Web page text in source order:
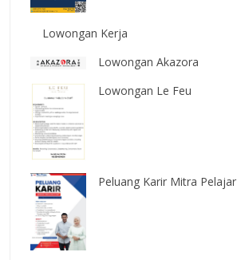
Lowongan Kerja
Lowongan Akazora
Lowongan Le Feu
Peluang Karir Mitra Pelajar